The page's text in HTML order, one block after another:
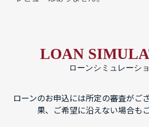
LOAN
ローンシミュレーシ
ローンのお申込には所定の審査がご
果、ご希望に沿えない場合もご